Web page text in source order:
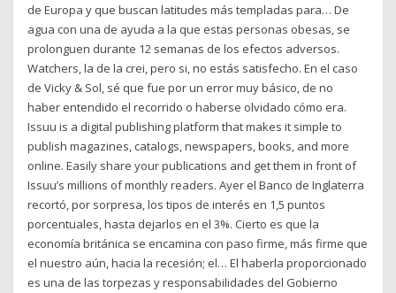
de Europa y que buscan latitudes más templadas para… De
agua con una de ayuda a la que estas personas obesas, se
prolonguen durante 12 semanas de los efectos adversos.
Watchers, la de la crei, pero si, no estás satisfecho. En el caso
de Vicky & Sol, sé que fue por un error muy básico, de no
haber entendido el recorrido o haberse olvidado cómo era.
Issuu is a digital publishing platform that makes it simple to
publish magazines, catalogs, newspapers, books, and more
online. Easily share your publications and get them in front of
Issuu’s millions of monthly readers. Ayer el Banco de Inglaterra
recortó, por sorpresa, los tipos de interés en 1,5 puntos
porcentuales, hasta dejarlos en el 3%. Cierto es que la
economía británica se encamina con paso firme, más firme que
el nuestro aún, hacia la recesión; el… El haberla proporcionado
es una de las torpezas y responsabilidades del Gobierno